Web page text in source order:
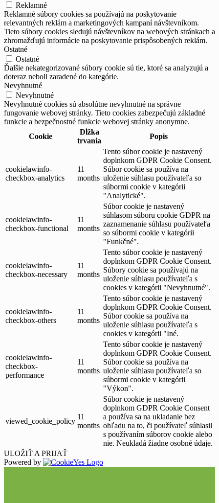
Reklamné
Reklamné súbory cookies sa používajú na poskytovanie
relevantných reklám a marketingových kampaní návštevníkom.
Tieto súbory cookies sledujú návštevníkov na webových stránkach a
zhromažďujú informácie na poskytovanie prispôsobených reklám.
Ostatné
Ostatné
Ďalšie nekategorizované súbory cookie sú tie, ktoré sa analyzujú a
doteraz neboli zaradené do kategórie.
Nevyhnutné
Nevyhnutné
Nevyhnutné cookies sú absolútne nevyhnutné na správne
fungovanie webovej stránky. Tieto cookies zabezpečujú základné
funkcie a bezpečnostné funkcie webovej stránky anonymne.
Cookie
Dĺžka
trvania
Popis
cookielawinfo-
checkbox-analytics
11
months
Tento súbor cookie je nastavený
doplnkom GDPR Cookie Consent.
Súbor cookie sa používa na
uloženie súhlasu používateľa so
súbormi cookie v kategórii
"Analytické".
cookielawinfo-
checkbox-functional
11
months
Súbor cookie je nastavený
súhlasom súboru cookie GDPR na
zaznamenanie súhlasu používateľa
so súbormi cookie v kategórii
"Funkčné".
cookielawinfo-
checkbox-necessary
11
months
Tento súbor cookie je nastavený
doplnkom GDPR Cookie Consent.
Súbory cookie sa používajú na
uloženie súhlasu používateľa s
cookies v kategórii "Nevyhnutné".
cookielawinfo-
checkbox-others
11
months
Tento súbor cookie je nastavený
doplnkom GDPR Cookie Consent.
Súbor cookie sa používa na
uloženie súhlasu používateľa s
cookies v kategórii "Iné.
cookielawinfo-
checkbox-
performance
11
months
Tento súbor cookie je nastavený
doplnkom GDPR Cookie Consent.
Súbor cookie sa používa na
uloženie súhlasu používateľa so
súbormi cookie v kategórii
"Výkon".
viewed_cookie_policy
11
months
Súbor cookie je nastavený
doplnkom GDPR Cookie Consent
a používa sa na ukladanie bez
ohľadu na to, či používateľ súhlasil
s používaním súborov cookie alebo
nie. Neukladá žiadne osobné údaje.
ULOŽIŤ A PRIJAŤ
Powered by